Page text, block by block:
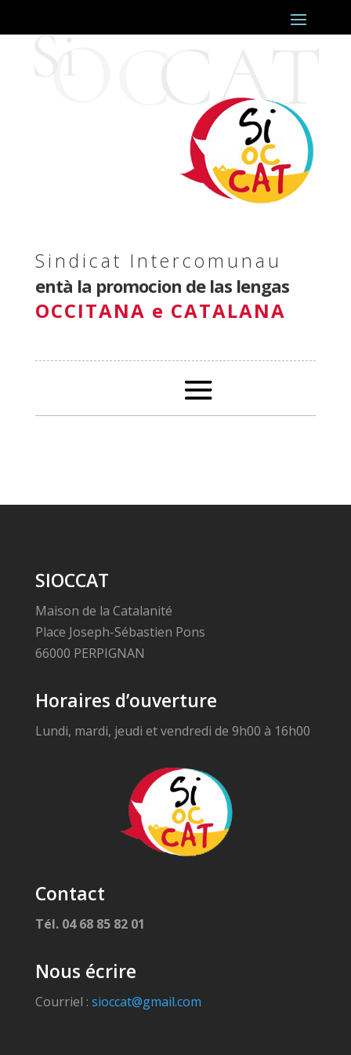
Sindicat Intercomunau
entà la promocion de las lengas
OCCITANA e CATALANA
SIOCCAT
Maison de la Catalanité
Place Joseph-Sébastien Pons
66000 PERPIGNAN
Horaires d’ouverture
Lundi, mardi, jeudi et vendredi de 9h00 à 16h00
Contact
Tél. 04 68 85 82 01
Nous écrire
Courriel : sioccat@gmail.com